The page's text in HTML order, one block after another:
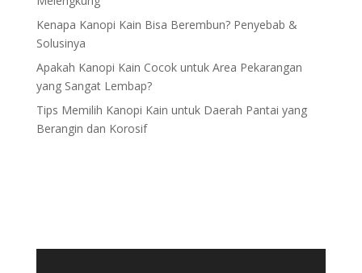
Kenapa Kanopi Kain Bisa Berembun? Penyebab &
Solusinya
Apakah Kanopi Kain Cocok untuk Area Pekarangan
yang Sangat Lembap?
Tips Memilih Kanopi Kain untuk Daerah Pantai yang
Berangin dan Korosif